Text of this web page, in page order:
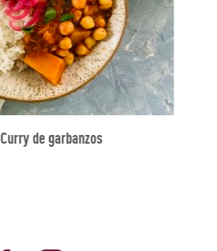
Curry de garbanzos